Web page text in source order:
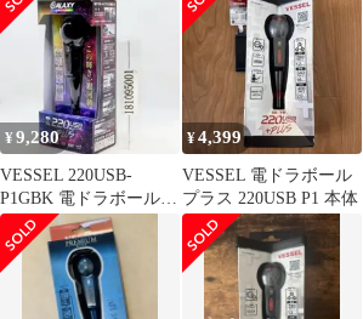
¥9,280
VESSEL 220USB-
P1GBK 電ドラボールプ
ラス ギャラクシー 黒
¥4,399
VESSEL 電ドラボール
プラス 220USB P1 本体